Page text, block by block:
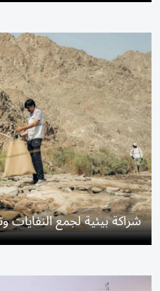
شراكة بيئية لجمع النفايات